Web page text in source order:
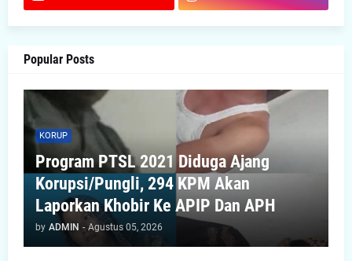
Popular Posts
KORUP
Program PTSL 2021 Diduga Ajang
Korupsi/Pungli, 294 KPM Akan
Laporkan Khobir Ke APIP Dan APH
by ADMIN - Agustus 05, 2026